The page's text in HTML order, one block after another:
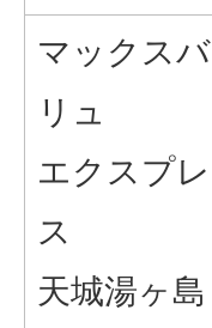
マックスバ
リュ
エクスプレ
ス
天城湯ヶ島